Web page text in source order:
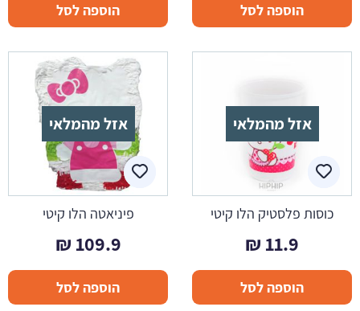
הוספה לסל הוספה לסל
אזל מהמלאי
כוסות פלסטיק הלו קיטי
11.9
₪
הוספה לסל
אזל מהמלאי
פיניאטה הלו קיטי
109.9
₪
הוספה לסל